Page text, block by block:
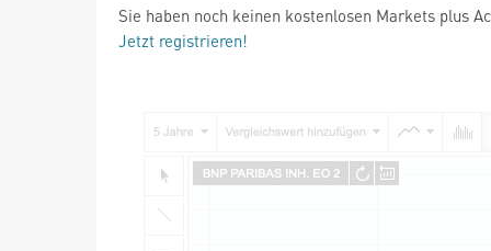
Sie haben noch keinen kostenlosen Markets plus
Jetzt registrieren!